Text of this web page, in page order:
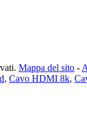
Mappa del sito -
, Cavo HDMI 8k,